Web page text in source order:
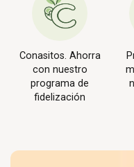
Conasitos. Ahorra
con nuestro
programa de
fidelización